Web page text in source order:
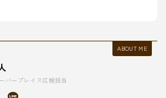
ABOUT ME
バープレイス広報担当